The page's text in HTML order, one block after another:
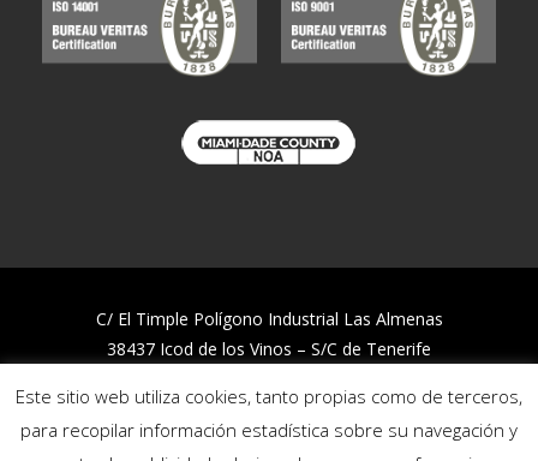
C/ El Timple Polígono Industrial Las Almenas
38437 Icod de los Vinos – S/C de Tenerife
Trabaja con nosotros
Este sitio web utiliza cookies, tanto propias como de terceros,
para recopilar información estadística sobre su navegación y